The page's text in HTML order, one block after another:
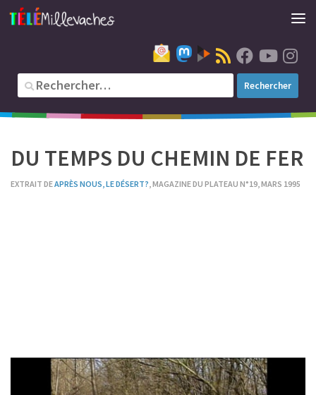
DU TEMPS DU CHEMIN DE FER
EXTRAIT DEAPRÈS NOUS, LE DÉSERT? , MAGAZINE DU PLATEAU N°19, MARS 1995
Histoire de la gare de Merlines par un habitant,